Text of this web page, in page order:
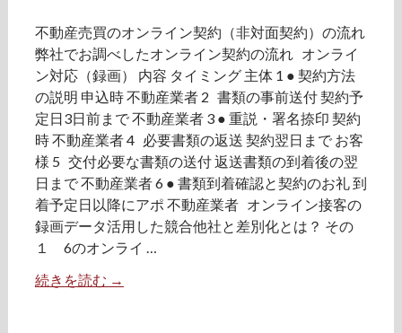
不動産売買のオンライン契約（非対面契約）の流れ
弊社でお調べしたオンライン契約の流れ オンライ
ン対応（録画） 内容 タイミング 主体 1 ● 契約方法
の説明 申込時 不動産業者 2 書類の事前送付 契約予
定日3日前まで 不動産業者 3 ● 重説・署名捺印 契約
時 不動産業者 4 必要書類の返送 契約翌日まで お客
様 5 交付必要な書類の送付 返送書類の到着後の翌
日まで 不動産業者 6 ● 書類到着確認と契約のお礼 到
着予定日以降にアポ 不動産業者 オンライン接客の
録画データ活用した競合他社と差別化とは？ その
１ 6のオンライ …
続きを読む 不
→